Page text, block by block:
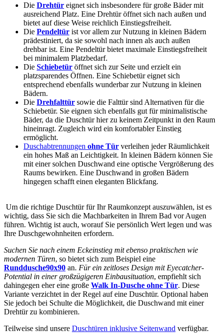
Die Drehtür eignet sich insbesondere für große Bäder mit
ausreichend Platz. Eine Drehtür öffnet sich nach außen und
bietet auf diese Weise reichlich Einstiegsfreiheit.
Die Pendeltür ist vor allem zur Nutzung in kleinen Bädern
prädestiniert, da sie sowohl nach innen als auch außen
drehbar ist. Eine Pendeltür bietet maximale Einstiegsfreiheit
bei minimalem Platzbedarf.
Die Schiebetür öffnet sich zur Seite und erzielt ein
platzsparendes Öffnen. Eine Schiebetür eignet sich
entsprechend ebenfalls wunderbar zur Nutzung in kleinen
Bädern.
Die Drehfalttür sowie die Falttür sind Alternativen für die
Schiebetür. Sie eignen sich ebenfalls gut für minimalistische
Bäder, da die Duschtür hier zu keinem Zeitpunkt in den Raum
hineinragt. Zugleich wird ein komfortabler Einstieg
ermöglicht.
Duschabtrennungen ohne Tür verleihen jeder Räumlichkeit
ein hohes Maß an Leichtigkeit. In kleinen Bädern können Sie
mit einer solchen Duschwand eine optische Vergrößerung des
Raums bewirken. Eine Duschwand in großen Bädern
hingegen schafft einen eleganten Blickfang.
Um die richtige Duschtür für Ihr Raumkonzept auszuwählen, ist es
wichtig, dass Sie sich die Machbarkeiten in Ihrem Bad vor Augen
führen. Wichtig ist auch, worauf Sie persönlich Wert legen und was
Ihre Duschgewohnheiten erfordern.
Suchen Sie nach einem Eckeinstieg mit ebenso praktischen wie
modernen Türen, so bietet sich zum Beispiel eine
Runddusche90x90 an. Für ein zeitloses Design mit Eyecatcher-
Potential in einer großzügigeren Einbausituation, empfiehlt sich
dahingegen eher eine große Walk In-Dusche ohne Tür. Diese
Variante verzichtet in der Regel auf eine Duschtür. Optional haben
Sie jedoch bei Schulte die Möglichkeit, die Duschwand mit einer
Drehtür zu kombinieren.
Teilweise sind unsere Duschtüren inklusive Seitenwand verfügbar.